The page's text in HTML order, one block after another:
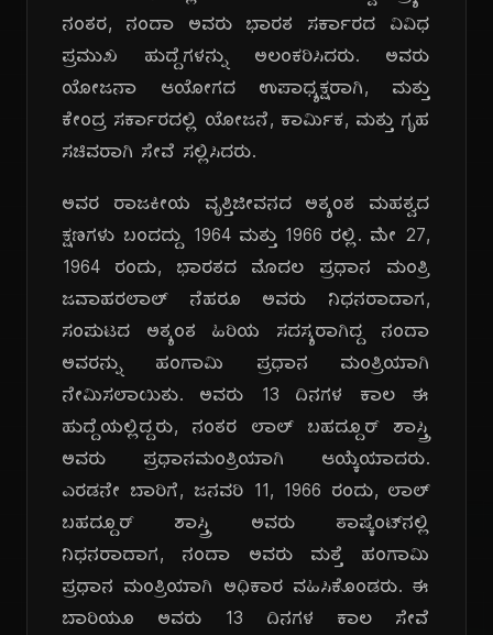
ನಂತರ, ನಂದಾ ಅವರು ಭಾರತ ಸರ್ಕಾರದ ವಿವಿಧ
ಪ್ರಮುಖ ಹುದ್ದೆಗಳನ್ನು ಅಲಂಕರಿಸಿದರು. ಅವರು
ಯೋಜನಾ ಆಯೋಗದ ಉಪಾಧ್ಯಕ್ಷರಾಗಿ, ಮತ್ತು
ಕೇಂದ್ರ ಸರ್ಕಾರದಲ್ಲಿ ಯೋಜನೆ, ಕಾರ್ಮಿಕ, ಮತ್ತು ಗೃಹ
ಸಚಿವರಾಗಿ ಸೇವೆ ಸಲ್ಲಿಸಿದರು.
ಅವರ ರಾಜಕೀಯ ವೃತ್ತಿಜೀವನದ ಅತ್ಯಂತ ಮಹತ್ವದ
ಕ್ಷಣಗಳು ಬಂದದ್ದು 1964 ಮತ್ತು 1966 ರಲ್ಲಿ. ಮೇ 27,
1964 ರಂದು, ಭಾರತದ ಮೊದಲ ಪ್ರಧಾನ ಮಂತ್ರಿ
ಜವಾಹರಲಾಲ್ ನೆಹರೂ ಅವರು ನಿಧನರಾದಾಗ,
ಸಂಪುಟದ ಅತ್ಯಂತ ಹಿರಿಯ ಸದಸ್ಯರಾಗಿದ್ದ ನಂದಾ
ಅವರನ್ನು ಹಂಗಾಮಿ ಪ್ರಧಾನ ಮಂತ್ರಿಯಾಗಿ
ನೇಮಿಸಲಾಯಿತು. ಅವರು 13 ದಿನಗಳ ಕಾಲ ಈ
ಹುದ್ದೆಯಲ್ಲಿದ್ದರು, ನಂತರ ಲಾಲ್ ಬಹದ್ದೂರ್ ಶಾಸ್ತ್ರಿ
ಅವರು ಪ್ರಧಾನಮಂತ್ರಿಯಾಗಿ ಆಯ್ಕೆಯಾದರು.
ಎರಡನೇ ಬಾರಿಗೆ, ಜನವರಿ 11, 1966 ರಂದು, ಲಾಲ್
ಬಹದ್ದೂರ್ ಶಾಸ್ತ್ರಿ ಅವರು ತಾಷ್ಕೆಂಟ್‌ನಲ್ಲಿ
ನಿಧನರಾದಾಗ, ನಂದಾ ಅವರು ಮತ್ತೆ ಹಂಗಾಮಿ
ಪ್ರಧಾನ ಮಂತ್ರಿಯಾಗಿ ಅಧಿಕಾರ ವಹಿಸಿಕೊಂಡರು. ಈ
ಬಾರಿಯೂ ಅವರು 13 ದಿನಗಳ ಕಾಲ ಸೇವೆ